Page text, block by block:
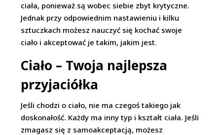
ciała, ponieważ są wobec siebie zbyt krytyczne.
Jednak przy odpowiednim nastawieniu i kilku
sztuczkach możesz nauczyć się kochać swoje
ciało i akceptować je takim, jakim jest.
Ciało – Twoja najlepsza
przyjaciółka
Jeśli chodzi o ciało, nie ma czegoś takiego jak
doskonałość. Każdy ma inny typ i kształt ciała. Jeśli
zmagasz się z samoakceptacją, możesz